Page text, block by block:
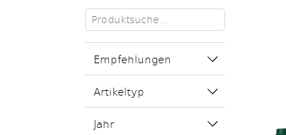
Empfehlungen
Artikeltyp
Jahr